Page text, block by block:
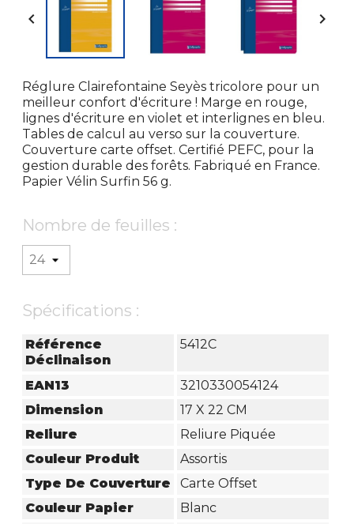
 
Réglure Clairefontaine Seyès tricolore pour un
meilleur confort d'écriture ! Marge en rouge,
lignes d'écriture en violet et interlignes en bleu.
Tables de calcul au verso sur la couverture.
Couverture carte offset. Certifié PEFC, pour la
gestion durable des forêts. Fabriqué en France.
Papier Vélin Surfin 56 g.
Nombre de feuilles :
Spécifications :
Référence
Déclinaison
5412C
EAN13
3210330054124
Dimension
17 X 22 CM
Reliure
Reliure Piquée
Couleur Produit
Assortis
Type De Couverture
Carte Offset
Couleur Papier
Blanc